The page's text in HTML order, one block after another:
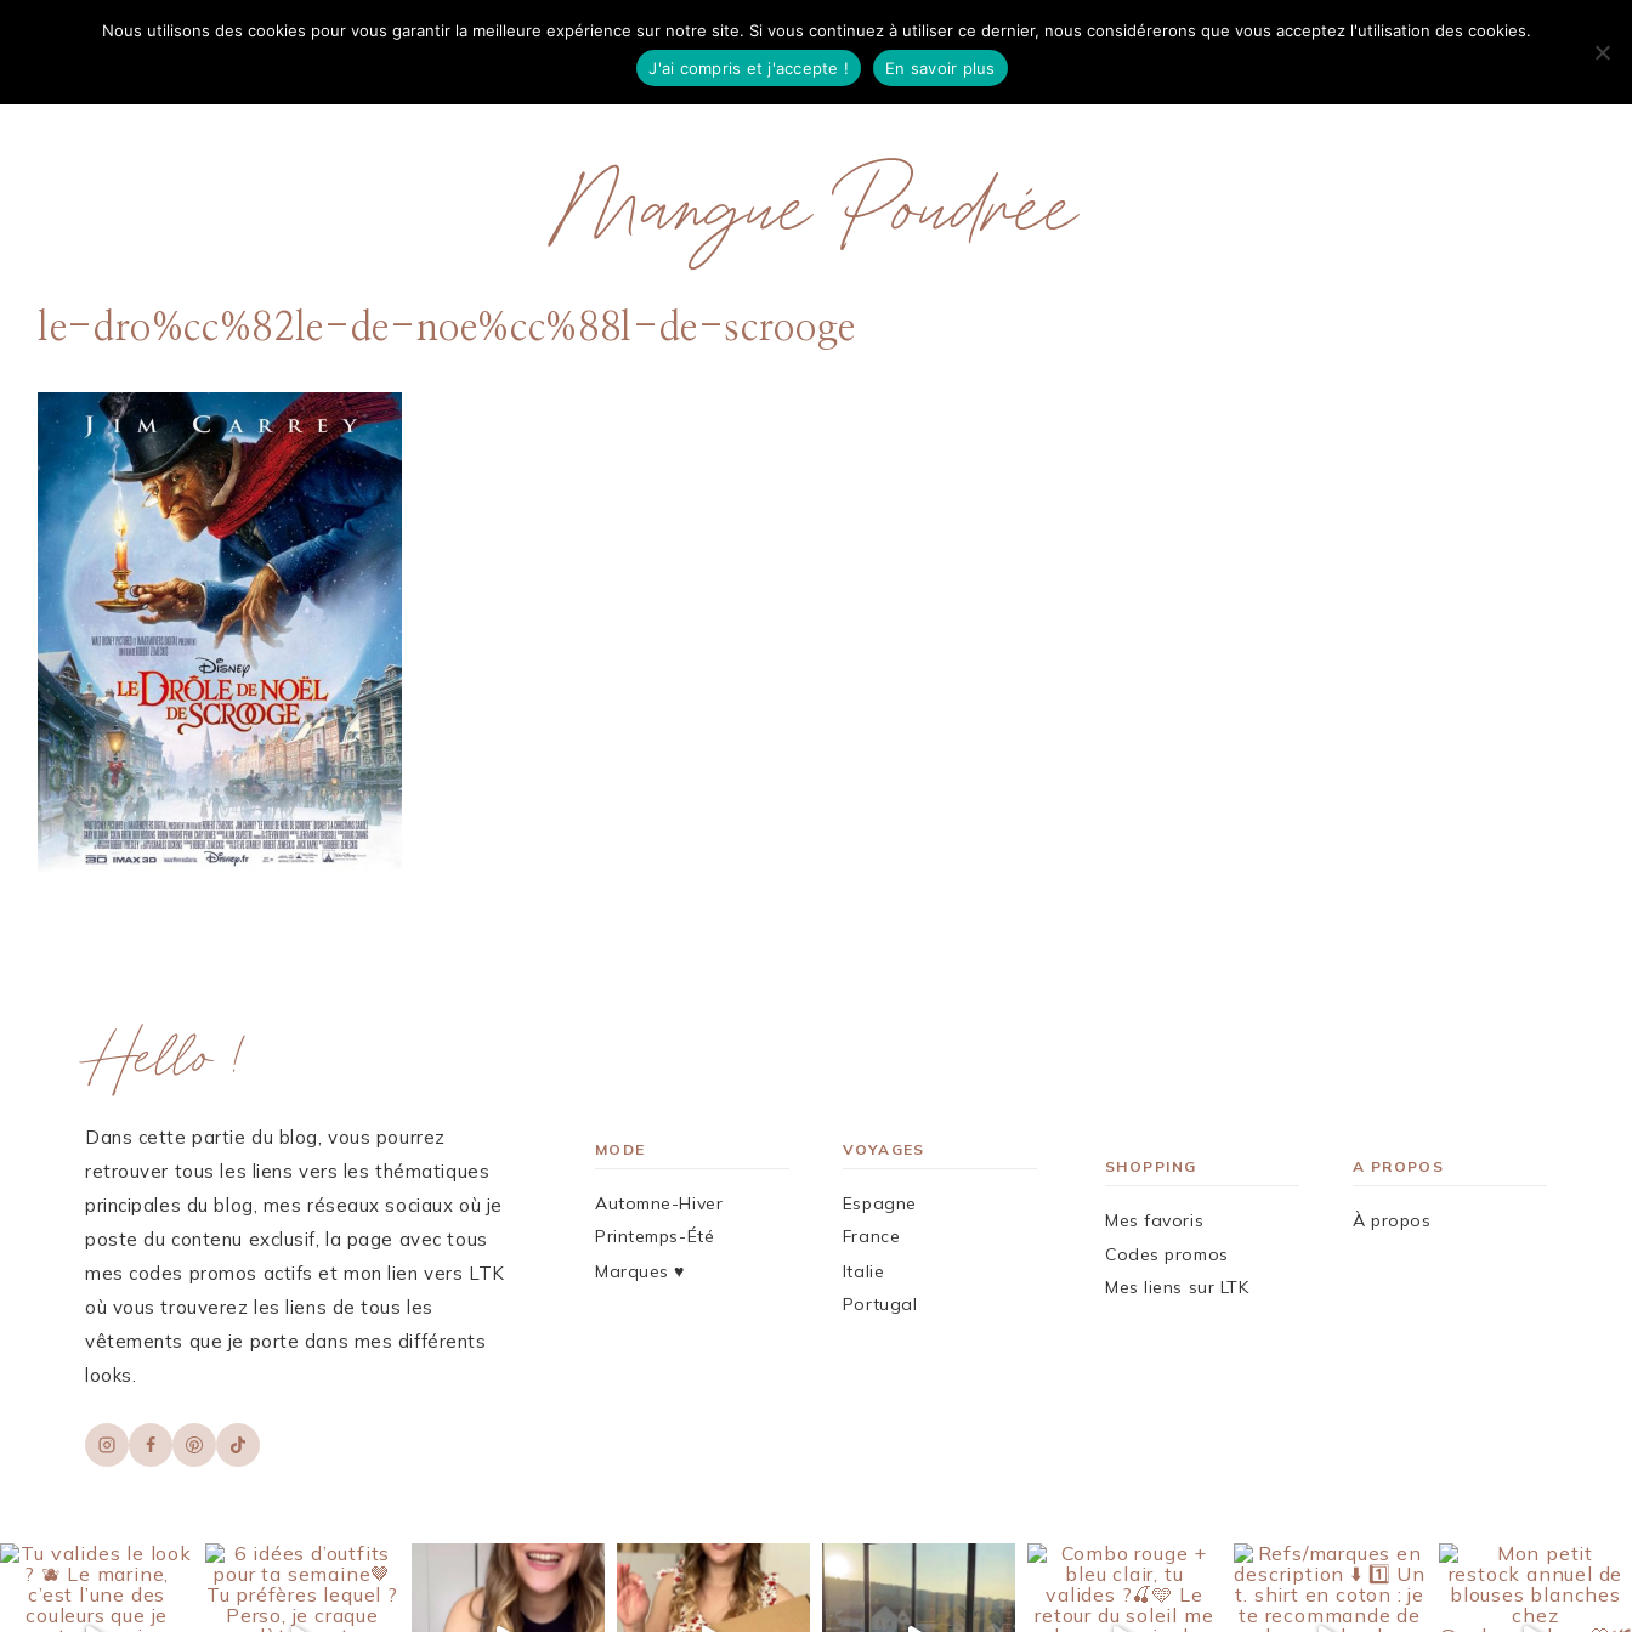
MODE VOYAGES
Mangue Poudrée
Comment puis-je
vous aider ?
ME CONTACTER
WORK WITH ME
MES FORMATIONS
MA NEWSLETTER
Instagram
Pinterest
TikTokLinkedIn
le-dro%cc%82le-de-noe%cc%88l-de-scrooge
Hello !
Dans cette partie du blog, vous pourrez
retrouver tous les liens vers les thématiques
principales du blog, mes réseaux sociaux où je
poste du contenu exclusif, la page avec tous
mes codes promos actifs et mon lien vers LTK
où vous trouverez les liens de tous les
vêtements que je porte dans mes différents
looks.
MODE
Automne-Hiver
Printemps-Été
Marques ♥︎
VOYAGES
Espagne
France
Italie
Portugal
SHOPPING
Mes favoris
Codes promos
Mes liens sur LTK
A PROPOS
À propos
Nous utilisons des cookies pour vous garantir la meilleure expérience sur notre site. Si vous continuez à utiliser ce dernier, nous considérerons que vous acceptez l'utilisation des cookies.
J'ai compris et j'accepte !
En savoir plus